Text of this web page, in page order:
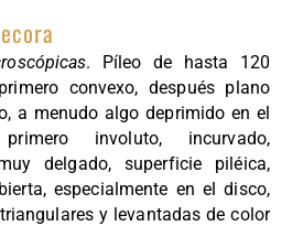
MIKOLOGIKOAK
HERBARIOA
ARGITALPENAK
. Píleo de hasta 120
convexo, después plano
a menudo algo deprimido en el
involuto, incurvado,
delgado, superficie piléica,
especialmente en el disco,
y levantadas de color